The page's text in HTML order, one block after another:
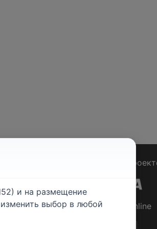
О
© 2026Rabotniki.online
и на размещение
выбор в любой